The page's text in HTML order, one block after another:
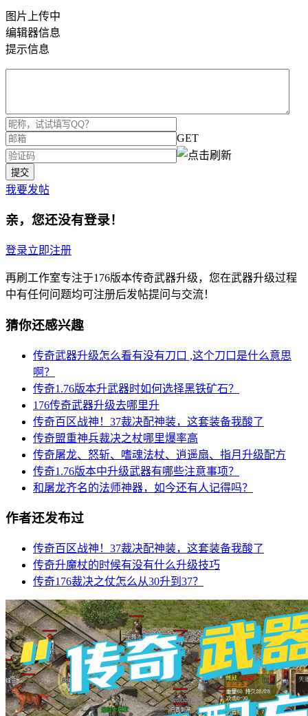
图片上传中
编辑器信息
提示信息
GET
我要发帖
亲，您还没有登录！
登录立即注册
再刷工作室专注于176版本传奇武器升级，您在武器升级过程
中有任何问题均可注册后发帖提问与交流！
猜你还感兴趣
传奇武器升级怎么看有没有刀口 ,这个刀口是什么意思
啊？
传奇1.76版本升武器时如何选择黑铁矿石？
176传奇武器升级去哪里升
传奇百区战神！37裁决配神装，这套装备我酸了
传奇盟重神兵裁决之杖哪里爆率高
传奇屠龙、怒斩、嗜魂法杖、逍遥扇、指月升级配方
传奇1.76版本中升级武器有哪些注意事项？
和屠龙齐名的法师神器，如今还有人记得吗？
作者还发布过
传奇百区战神！37裁决配神装，这套装备我酸了
传奇升魔杖的时候有没有什么升级技巧
传奇176裁决之仗怎么从30升到37？